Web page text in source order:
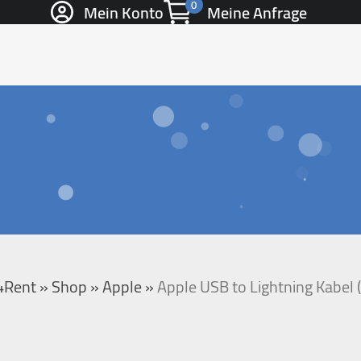
Mein Konto 0 Meine Anfrage
»Shop»Apple»Apple USB to Lightning Kabel